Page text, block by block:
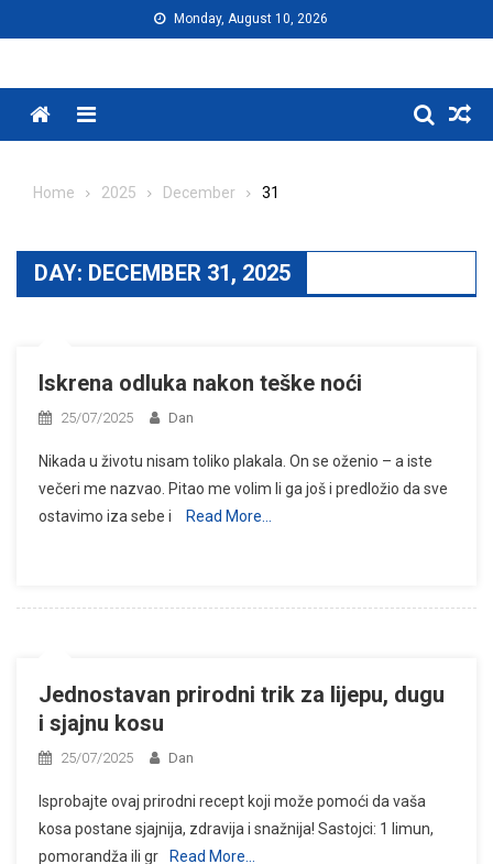
to
Monday, August 10, 2026
Menu
Home 2025 December 31
DAY: DECEMBER 31, 2025
Iskrena odluka nakon teške noći
25/07/2025 Dan
Nikada u životu nisam toliko plakala. On se oženio – a iste
večeri me nazvao. Pitao me volim li ga još i predložio da sve
ostavimo iza sebe i
Read More…
Jednostavan prirodni trik za lijepu, dugu
i sjajnu kosu
25/07/2025 Dan
Isprobajte ovaj prirodni recept koji može pomoći da vaša
kosa postane sjajnija, zdravija i snažnija! Sastojci: 1 limun,
pomorandža ili gr
Read More…